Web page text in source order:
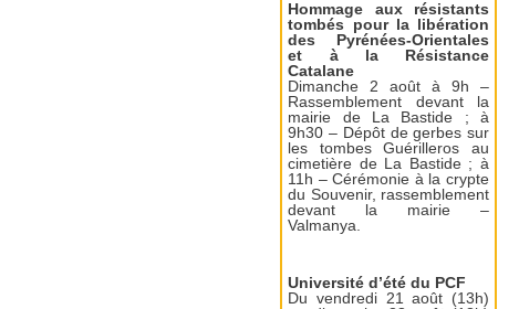
Hommage aux résistants
tombés pour la libération
des Pyrénées-Orientales
et à la Résistance
Catalane
Dimanche 2 août à 9h –
Rassemblement devant la
mairie de La Bastide ; à
9h30 – Dépôt de gerbes sur
les tombes Guérilleros au
cimetière de La Bastide ; à
11h – Cérémonie à la crypte
du Souvenir, rassemblement
devant la mairie –
Valmanya.
Université d’été du PCF
Du vendredi 21 août (13h)